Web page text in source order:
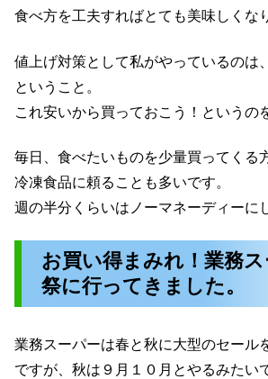
食べ方を工夫すればとても美味しくな
値上げ対策として私がやっているのは
ということ。
これ安いから買っておこう！というの
毎日、食べたいものを少量買ってくる
冷凍食品に頼ることも多いです。
週の半分くらいはノーマネーディーに
お買い得まみれ！業務
祭に行ってきました。
業務スーパーは春と秋に大型のセール
ですが、秋は９月１０月とやるみたい